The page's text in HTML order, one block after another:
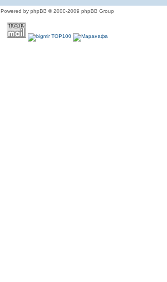
Powered by phpBB © 2000-2009 phpBB Group